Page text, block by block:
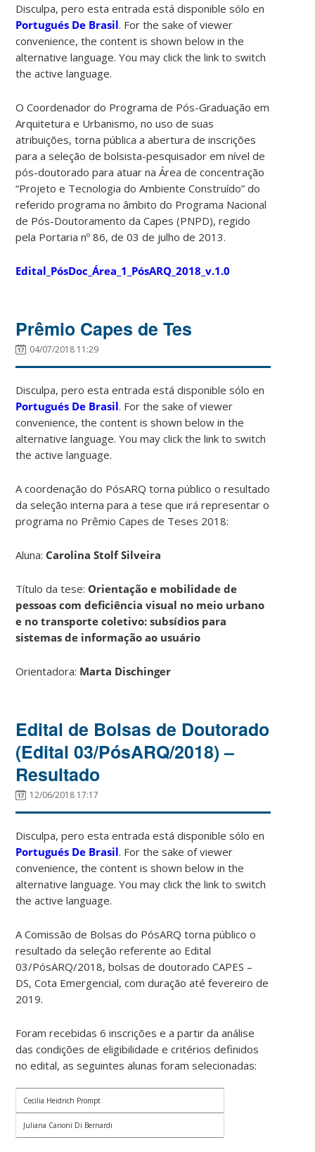
Disculpa, pero esta entrada está disponible sólo en
Portugués De Brasil. For the sake of viewer
convenience, the content is shown below in the
alternative language. You may click the link to switch
the active language.
O Coordenador do Programa de Pós-Graduação em
Arquitetura e Urbanismo, no uso de suas
atribuições, torna pública a abertura de inscrições
para a seleção de bolsista-pesquisador em nível de
pós-doutorado para atuar na Área de concentração
“Projeto e Tecnologia do Ambiente Construído” do
referido programa no âmbito do Programa Nacional
de Pós-Doutoramento da Capes (PNPD), regido
pela Portaria nº 86, de 03 de julho de 2013.
Edital_PósDoc_Área_1_PósARQ_2018_v.1.0
Prêmio Capes de Tes
04/07/2018 11:29
Disculpa, pero esta entrada está disponible sólo en
Portugués De Brasil. For the sake of viewer
convenience, the content is shown below in the
alternative language. You may click the link to switch
the active language.
A coordenação do PósARQ torna público o resultado
da seleção interna para a tese que irá representar o
programa no Prêmio Capes de Teses 2018:
Aluna: Carolina Stolf Silveira
Título da tese: Orientação e mobilidade de
pessoas com deficiência visual no meio urbano
e no transporte coletivo: subsídios para
sistemas de informação ao usuário
Orientadora: Marta Dischinger
Edital de Bolsas de Doutorado
(Edital 03/PósARQ/2018) –
Resultado
12/06/2018 17:17
Disculpa, pero esta entrada está disponible sólo en
Portugués De Brasil. For the sake of viewer
convenience, the content is shown below in the
alternative language. You may click the link to switch
the active language.
A Comissão de Bolsas do PósARQ torna público o
resultado da seleção referente ao Edital
03/PósARQ/2018, bolsas de doutorado CAPES –
DS, Cota Emergencial, com duração até fevereiro de
2019.
Foram recebidas 6 inscrições e a partir da análise
das condições de eligibilidade e critérios definidos
no edital, as seguintes alunas foram selecionadas:
Cecilia Heidrich Prompt
Juliana Carioni Di Bernardi